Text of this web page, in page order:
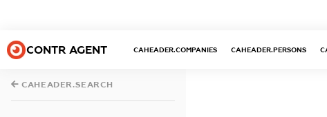
CONTR AGENT CAHEADER.COMPANIES CAHEADER.PERSONS
CAHEADER.SEARCH